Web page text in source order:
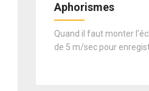
Aphorismes
Quand il faut monter
de 5 m/sec pour